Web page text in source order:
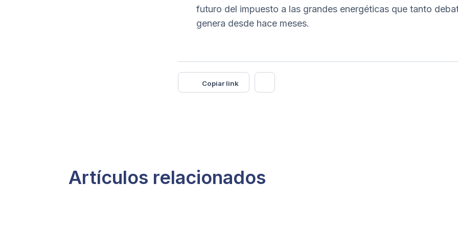
futuro del impuesto a las grandes energéticas que tanto
genera desde hace meses.
Copiar link
Artículos relacionados